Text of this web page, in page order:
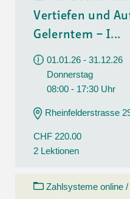
Vertiefen und
Gelerntem – I...
01.01.26 - 31.12.26
Donnerstag
08:00 - 17:30 Uhr
Rheinfelderstrasse
CHF 220.00
2 Lektionen
Zahlsysteme online /